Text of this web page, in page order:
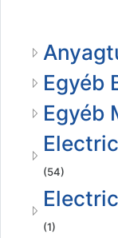
Egyéb
Egyéb
(54)
(1)